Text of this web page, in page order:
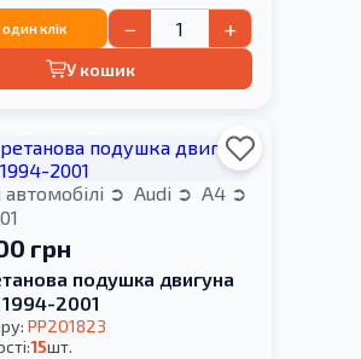
один клік − +
У кошик
Audi
A4
грн
подушка двигуна
2001
PP201823
15шт.